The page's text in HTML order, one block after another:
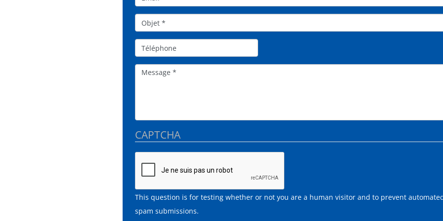
Objet*
Téléphone
Message
CAPTCHA
This question is for testing whether or not you are a human visitor and to prevent
spam submissions.